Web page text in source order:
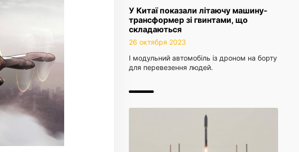
У Китаї показали літаючу машину-
трансформер зі гвинтами, що
складаються
26 октября 2023
І модульний автомобіль із дроном на борту
для перевезення людей.